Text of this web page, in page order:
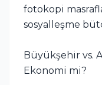
fotokopi
sosyalleşme
Büyükşehir vs.
Ekonomi mi?